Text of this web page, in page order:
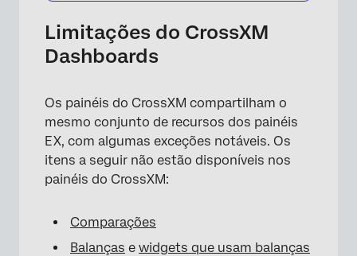
Limitações do CrossXM
Dashboards
Os painéis do CrossXM compartilham o
mesmo conjunto de recursos dos painéis
EX, com algumas exceções notáveis. Os
itens a seguir não estão disponíveis nos
painéis do CrossXM:
Comparações
Balanças e widgets que usam balanças